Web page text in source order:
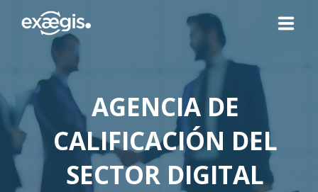
¿QUIÉNES SOMOS?
NUESTRAS OFERTASAGENCIA DE
CALIFICACIÓN DEL
SECTOR DIGITAL